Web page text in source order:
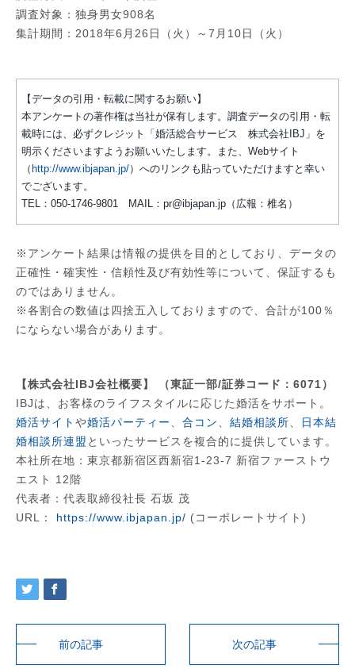
調査対象：独身男女908名
集計期間：2018年6月26日（火）～7月10日（火）
【データの引用・転載に関するお願い】
本アンケートの著作権は当社が保有します。調査データの引用・転
載時には、必ずクレジット「婚活総合サービス 株式会社IBJ」を
明示くださいますようお願いいたします。また、Webサイト
（ http://www.ibjapan.jp/）へのリンクも貼っていただけますと幸い
でございます。
TEL：050-1746-9801 MAIL：pr@ibjapan.jp（広報：椎名）
※アンケート結果は情報の提供を目的としており、データの
正確性・確実性・信頼性及び有効性等について、保証するも
のではありません。
※各割合の数値は四捨五入しておりますので、合計が100％
にならない場合があります。
【株式会社IBJ会社概要】 （東証一部/証券コード：6071）
IBJは、お客様のライフスタイルに応じた婚活をサポート。
婚活サイト や婚活パーティー、 合コン、 結婚相談所、
日本結
婚相談所連盟 といったサービスを複合的に提供しています。
本社所在地：東京都新宿区西新宿1-23-7 新宿ファーストウ
エスト 12階
代表者：代表取締役社長 石坂 茂
URL： https://www.ibjapan.jp/ (コーポレートサイト)
前の記事 次の記事